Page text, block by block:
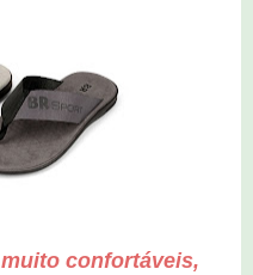
confortáveis,